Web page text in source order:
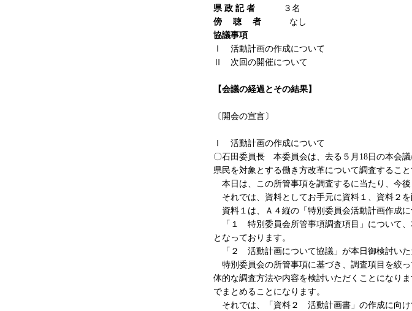
県 政 記 者 ３名
傍 聴 者 なし
協議事項
Ⅰ 活動計画の作成について
Ⅱ 次回の開催について
【会議の経過とその結果】
〔開会の宣言〕
Ⅰ 活動計画の作成について
〇石田委員長 本委員会は、去る５月18日の本会
県民を対象とする働き方改革について調査すること
本日は、この所管事項を調査するに当たり、今
それでは、資料としてお手元に資料１、資料２
資料１は、Ａ４縦の「特別委員会活動計画作成に
「１ 特別委員会所管事項調査項目」について、
となっております。
「２ 活動計画について協議」が本日御検討いた
特別委員会の所管事項に基づき、調査項目を絞
体的な調査方法や内容を検討いただくことになり
でまとめることになります。
それでは、「資料２ 活動計画書」の作成に向け